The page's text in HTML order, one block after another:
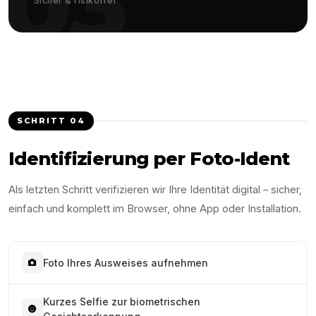
SCHRITT 04
Identifizierung per Foto-Ident
Als letzten Schritt verifizieren wir Ihre Identität digital – sicher,
einfach und komplett im Browser, ohne App oder Installation.
Foto Ihres Ausweises aufnehmen
Kurzes Selfie zur biometrischen